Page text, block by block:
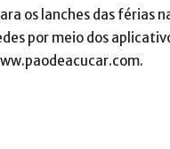
os lanches das férias
por meio dos